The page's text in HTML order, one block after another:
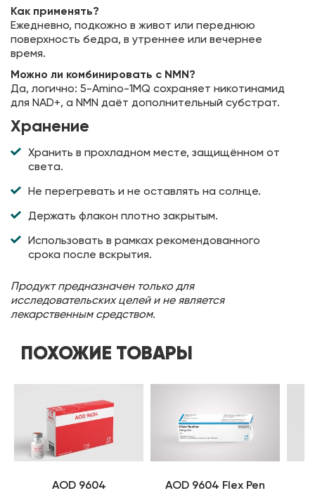
Как применять?
Ежедневно, подкожно в живот или переднюю
поверхность бедра, в утреннее или вечернее
время.
Можно ли комбинировать с NMN?
Да, логично: 5-Amino-1MQ сохраняет никотинамид
для NAD+, а NMN даёт дополнительный субстрат.
Хранение
Хранить в прохладном месте, защищённом от
света.
Не перегревать и не оставлять на солнце.
Держать флакон плотно закрытым.
Использовать в рамках рекомендованного
срока после вскрытия.
Продукт предназначен только для
исследовательских целей и не является
лекарственным средством.
ПОХОЖИЕ ТОВАРЫ
AOD 9604 AOD 9604 Flex Pen